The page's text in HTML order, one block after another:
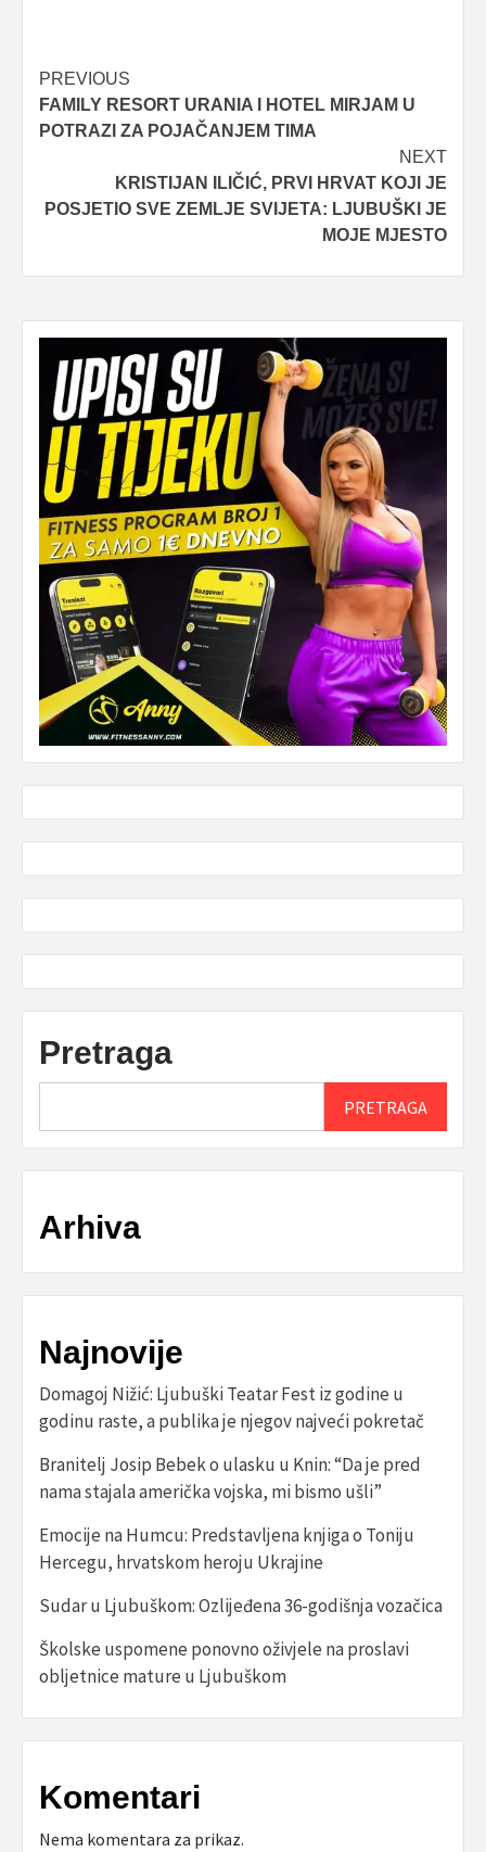
Post
navigation
PREVIOUS
FAMILY RESORT URANIA I HOTEL MIRJAM U
POTRAZI ZA POJAČANJEM TIMA
NEXT
KRISTIJAN ILIČIĆ, PRVI HRVAT KOJI JE
POSJETIO SVE ZEMLJE SVIJETA: LJUBUŠKI JE
MOJE MJESTO
Pretraga
PRETRAGA
Arhiva
Najnovije
Domagoj Nižić: Ljubuški Teatar Fest iz godine u
godinu raste, a publika je njegov najveći pokretač
Branitelj Josip Bebek o ulasku u Knin: “Da je pred
nama stajala američka vojska, mi bismo ušli”
Emocije na Humcu: Predstavljena knjiga o Toniju
Hercegu, hrvatskom heroju Ukrajine
Sudar u Ljubuškom: Ozlijeđena 36-godišnja vozačica
Školske uspomene ponovno oživjele na proslavi
obljetnice mature u Ljubuškom
Komentari
Nema komentara za prikaz.